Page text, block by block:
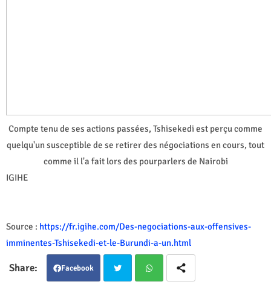
Compte tenu de ses actions passées, Tshisekedi est perçu comme
quelqu'un susceptible de se retirer des négociations en cours, tout
comme il l'a fait lors des pourparlers de Nairobi
IGIHE
Source : https://fr.igihe.com/Des-negociations-aux-offensives-
imminentes-Tshisekedi-et-le-Burundi-a-un.html
Facebook